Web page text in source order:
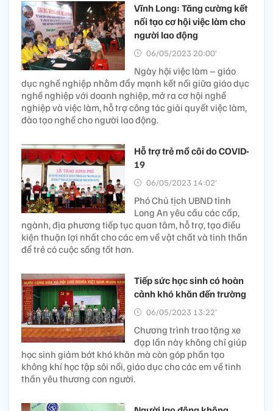
Vĩnh Long: Tăng cường kết
nối tạo cơ hội việc làm cho
người lao động
06/05/2023 20:00’
Ngày hội việc làm – giáo
dục nghề nghiệp nhằm đẩy mạnh kết nối giữa giáo dục
nghề nghiệp với doanh nghiệp, mở ra cơ hội nghề
nghiệp và việc làm, hỗ trợ công tác giải quyết việc làm,
đào tạo nghề cho người lao động.
Hỗ trợ trẻ mồ côi do COVID-
19
06/05/2023 14:02’
Phó Chủ tịch UBND tỉnh
Long An yêu cầu các cấp,
ngành, địa phương tiếp tục quan tâm, hỗ trợ, tạo điều
kiện thuận lợi nhất cho các em về vật chất và tinh thần
để trẻ có cuộc sống tốt hơn.
Tiếp sức học sinh có hoàn
cảnh khó khăn đến trường
06/05/2023 13:22’
Chương trình trao tặng xe
đạp lần này không chỉ giúp
học sinh giảm bớt khó khăn mà còn góp phần tạo
không khí học tập sôi nổi, giáo dục cho các em về tinh
thần yêu thương con người.